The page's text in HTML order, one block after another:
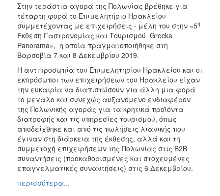
Στην τεράστια αγορά της Πολωνίας βρέθηκε για
τέταρτη φορά το Επιμελητήριο Ηρακλείου
συμμετέχοντας με επιχειρήσεις - μέλη του στην «5η
Έκθεση Γαστρονομίας και Τουρισμού Grecka
Panorama», η οποία πραγματοποιήθηκε στη
Βαρσοβία 7 και 8 Δεκεμβρίου 2019.
Η αντιπροσωπία του Επιμελητηρίου Ηρακλείου και οι
εκπρόσωποι των επιχειρήσεων του Ηρακλείου είχαν
την ευκαιρία να διαπιστώσουν για άλλη μια φορά
το μεγάλο και συνεχώς αυξανόμενο ενδιαφέρον
της Πολωνικής αγοράς για τα κρητικά προϊόντα
διατροφής και τις υπηρεσίες τουρισμού, όπως
αποδείχθηκε και από τις πωλήσεις λιανικής που
έγιναν στη διάρκεια της έκθεσης, αλλά και τη
συμμετοχή επιχειρήσεων της Πολωνίας στις Β2Β
συναντήσεις (προκαθορισμένες και στοχευμένες
επαγγελματικές συναντήσεις) στις 6 Δεκεμβρίου.
περισσότερα...